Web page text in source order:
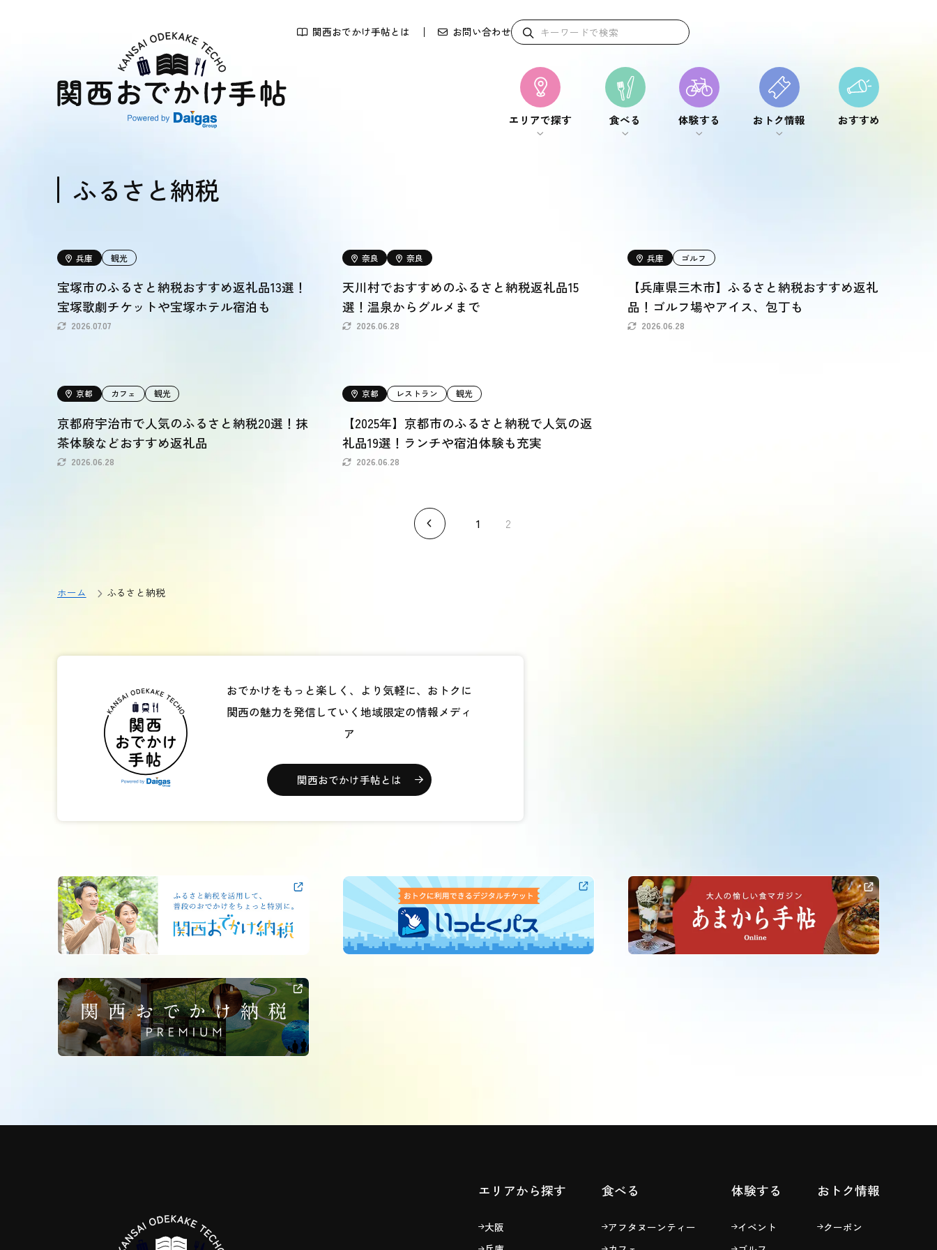
関西おでかけ手帖とは お問い合わせ
エリアで探す
エリアで探す
食べる
食べる
体験する
体験する
おトク情報
おトク情報
おすすめ
ふるさと納税
兵庫 観光
宝塚市のふるさと納税おすすめ返礼品13選！
宝塚歌劇チケットや宝塚ホテル宿泊も
2026.07.07
奈良 奈良
天川村でおすすめのふるさと納税返礼品15
選！温泉からグルメまで
2026.06.28
兵庫 ゴルフ
【兵庫県三木市】ふるさと納税おすすめ返礼
品！ゴルフ場やアイス、包丁も
2026.06.28
京都 カフェ 観光
京都府宇治市で人気のふるさと納税20選！抹
茶体験などおすすめ返礼品
2026.06.28
京都 レストラン 観光
【2025年】京都市のふるさと納税で人気の返
礼品19選！ランチや宿泊体験も充実
2026.06.28
1 2
ホーム ふるさと納税
おでかけをもっと楽しく、 より気軽に、おトクに
関西の魅力を発信していく 地域限定の情報メディ
ア
関西おでかけ手帖とは
エリアから探す
大阪
食べる
アフタヌーンティー
体験する
イベント
おトク情報
クーポン